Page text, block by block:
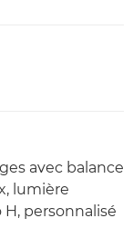
avec balance
lumière
personnalisé